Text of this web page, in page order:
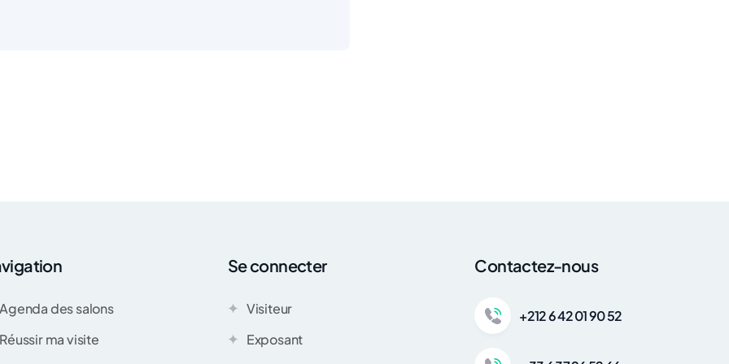
Agenda des salons
Réussir ma visite
Se connecter
Visiteur
Exposant
Contactez-nous
+212 6 42 01 90 52